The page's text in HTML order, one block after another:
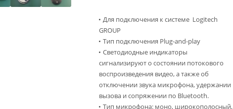
Для подключения к системе Logitech
GROUP
Тип подключения Plug-and-play
Светодиодные индикаторы
сигнализируют о состоянии потокового
воспроизведения видео, а также об
отключении звука микрофона, удержании
вызова и сопряжении по Bluetooth.
Тип микрофона: моно, широкополосный,